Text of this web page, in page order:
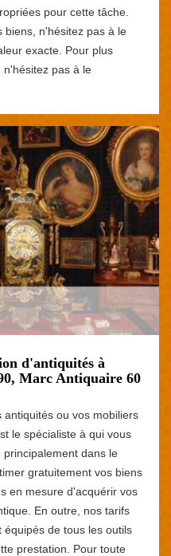
pour cette tâche.
biens, n'hésitez pas à le
exacte. Pour plus
n'hésitez pas à le
d'antiquités à
Marc Antiquaire 60
ou vos mobiliers
le spécialiste à qui vous
dans le
gratuitement vos biens
en mesure d'acquérir vos
En outre, nos tarifs
de tous les outils
prestation. Pour toute